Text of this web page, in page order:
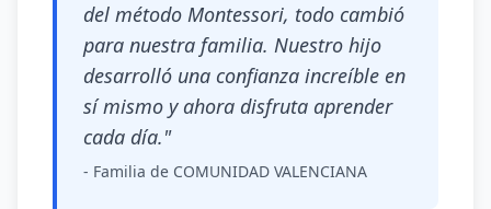
del método Montessori, todo cambió
para nuestra familia. Nuestro hijo
desarrolló una confianza increíble en
sí mismo y ahora disfruta aprender
cada día."
- Familia de COMUNIDAD VALENCIANA